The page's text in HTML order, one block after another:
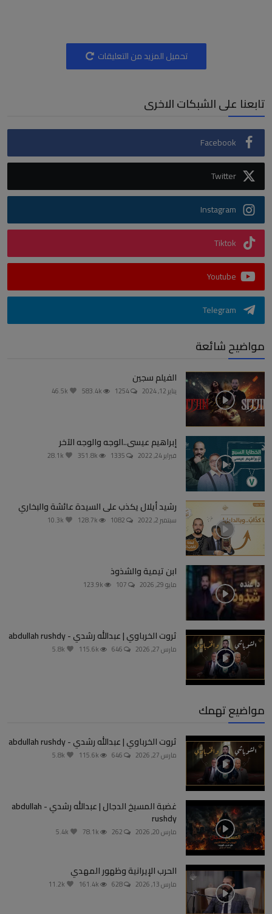
تحميل المزيد من التعليقات
تابعنا على الشبكات الاخرى
Facebook
Twitter
Instagram
Tiktok
Youtube
Telegram
مواضيح شائعة
الفيلم سجين
يناير 12, 2024
إبراهيم عيسى..الوجه والوجه الآخر
فبراير 24, 2022
رشيد أيلال يكذب على السيدة عائشة والبخاري
سبتمبر 2, 2022
ابن تيمية والشذوذ
مايو 29, 2026
ثروت الخرباوي | عبدالله رشدي - abdullah rushdy
مارس 27, 2026
مواضيع تهمك
ثروت الخرباوي | عبدالله رشدي - abdullah rushdy
مارس 27, 2026
غضبة المسيخ الدجال | عبدالله رشدي - abdullah
rushdy
مارس 20, 2026
الحرب الإيرانية وظهور المهدي
مارس 13, 2026